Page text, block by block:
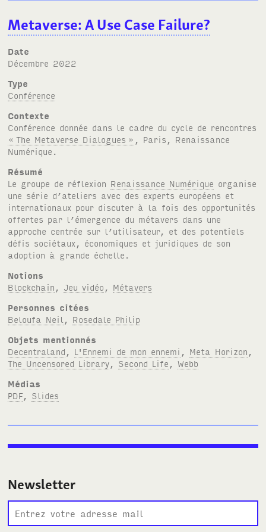
Metaverse: A Use Case Failure?
Date
décembre 2022
Type
Conférence
Contexte
Conférence donnée dans le cadre du cycle de rencontres
« The Metaverse Dialogues »
, Paris, Renaissance
Numérique.
Résumé
Le groupe de réflexion Renaissance Numérique organise
une série d’ateliers avec des experts européens et
internationaux pour discuter à la fois des opportunités
offertes par l’émergence du métavers dans une
approche centrée sur l’utilisateur, et des potentiels
défis sociétaux, économiques et juridiques de son
adoption à grande échelle.
Notions
Blockchain
Jeu vidéo
Métavers
Personnes citées
Beloufa Neil
Rosedale Philip
Objets mentionnés
Decentraland
L'Ennemi de mon ennemi Meta Horizon
The Uncensored Library
Second Life ,Webb
Médias
PDF, Slides
Newsletter